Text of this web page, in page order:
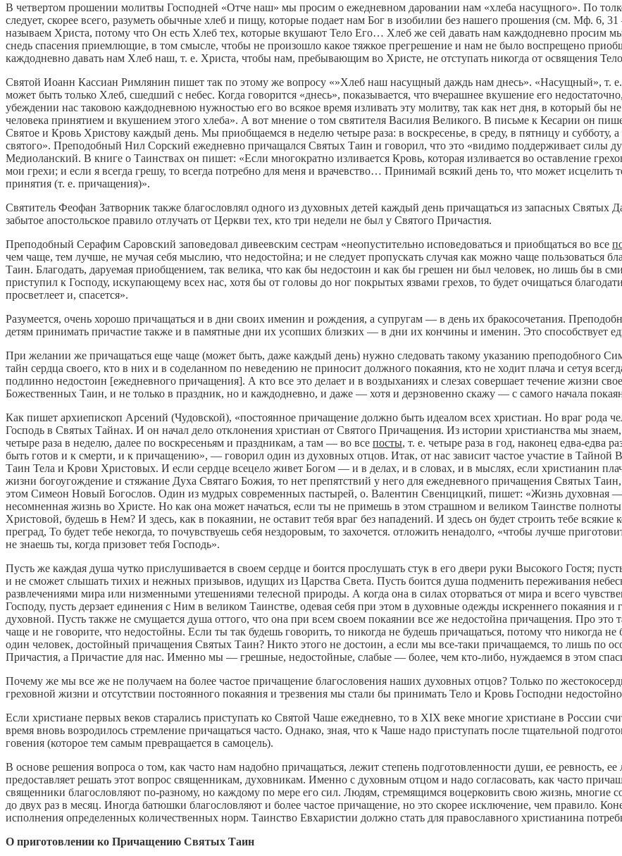
В четвертом прошении молитвы Господней «Отче наш» мы просим о ежедневном даровании нам «хлеба насущного». По
следует, скорее всего, разуметь обычные хлеб и пищу, которые подает нам Бог в изобилии без нашего прошения (см. Мф.
называем Христа, потому что Он есть Хлеб тех, которые вкушают Тело Его… Хлеб же сей давать нам каждодневно просим
снедь спасения приемлющие, в том смысле, чтобы не произошло какое тяжкое прегрешение и нам не было воспрещено
каждодневно давать нам Хлеб наш, т. е. Христа, чтобы нам, пребывающим во Христе, не отступать никогда от освящения
Святой Иоанн Кассиан Римлянин пишет так по этому же вопросу «»Хлеб наш насущный даждь нам днесь». «Насущный»,
может быть только Хлеб, сшедший с небес. Когда говорится «днесь», показывается, что вчерашнее вкушение его
убеждении нас таковою каждодневною нужностью его во всякое время изливать эту молитву, так как нет дня, в который бы
человека принятием и вкушением этого хлеба». А вот мнение о том святителя Василия Великого. В письме к Кесарии он
Святое и Кровь Христову каждый день. Мы приобщаемся в неделю четыре раза: в воскресенье, в среду, в пятницу и субботу, а
святого». Преподобный Нил Сорский ежедневно причащался Святых Таин и говорил, что это «видимо поддерживает силы
Медиоланский. В книге о Таинствах он пишет: «Если многократно изливается Кровь, которая изливается во оставление
мои грехи; и если я всегда грешу, то всегда потребно для меня и врачевство… Принимай всякий день то, что может исцелить
принятия (т. е. причащения)».
Святитель Феофан Затворник также благословлял одного из духовных детей каждый день причащаться из запасных
забытое апостольское правило отлучать от Церкви тех, кто три недели не был у Святого Причастия.
Преподобный Серафим Саровский заповедовал дивеевским сестрам «неопустительно исповедоваться и приобщаться во все
чем чаще, тем лучше, не мучая себя мыслию, что недостойна; и не следует пропускать случая как можно чаще пользоваться
Таин. Благодать, даруемая приобщением, так велика, что как бы недостоин и как бы грешен ни был человек, но лишь бы в
приступил к Господу, искупающему всех нас, хотя бы от головы до ног покрытых язвами грехов, то будет очищаться
просветлеет и, спасется».
Разумеется, очень хорошо причащаться и в дни своих именин и рождения, а супругам — в день их бракосочетания.
детям принимать причастие также и в памятные дни их усопших близких — в дни их кончины и именин. Это
При желании же причащаться еще чаще (может быть, даже каждый день) нужно следовать такому указанию преподобного
тайн сердца своего, кто в них и в соделанном по неведению не приносит должного покаяния, кто не ходит плача и сетуя
подлинно недостоин [ежедневного причащения]. А кто все это делает и в воздыханиях и слезах совершает течение жизни
Божественных Таин, и не только в праздник, но и каждодневно, и даже — хотя и дерзновенно скажу — с самого начала
Как пишет архиепископ Арсений (Чудовской), «постоянное причащение должно быть идеалом всех христиан. Но враг рода
Господь в Святых Тайнах. И он начал дело отклонения христиан от Святого Причащения. Из истории христианства мы
четыре раза в неделю, далее по воскресеньям и праздникам, а там — во все посты, т. е. четыре раза в год, наконец едва-едва
быть готов и к смерти, и к причащению», — говорил один из духовных отцов. Итак, от нас зависит частое участие в Тайной
Таин Тела и Крови Христовых. И если сердце всецело живет Богом — и в делах, и в словах, и в мыслях, если христианин
жизни богоугождение и стяжание Духа Святаго Божия, то нет препятствий у него для ежедневного причащения Святых
этом Симеон Новый Богослов. Один из мудрых современных пастырей, о. Валентин Свенцицкий, пишет: «Жизнь духовная —
несомненная жизнь во Христе. Но как она может начаться, если ты не примешь в этом страшном и великом Таинстве
Христовой, будешь в Нем? И здесь, как в покаянии, не оставит тебя враг без нападений. И здесь он будет строить тебе
преград, То будет тебе некогда, то почувствуешь себя нездоровым, то захочется. отложить ненадолго, «чтобы лучше
не знаешь ты, когда призовет тебя Господь».
Пусть же каждая душа чутко прислушивается в своем сердце и боится прослушать стук в его двери руки Высокого Гостя;
и не сможет слышать тихих и нежных призывов, идущих из Царства Света. Пусть боится душа подменить переживания
развлечениями мира или низменными утешениями телесной природы. А когда она в силах оторваться от мира и всего
Господу, пусть дерзает единения с Ним в великом Таинстве, одевая себя при этом в духовные одежды искреннего
духовной. Пусть также не смущается душа оттого, что она при всем своем покаянии все же недостойна причащения. Про
чаще и не говорите, что недостойны. Если ты так будешь говорить, то никогда не будешь причащаться, потому что никогда
один человек, достойный причащения Святых Таин? Никто этого не достоин, а если мы все-таки причащаемся, то лишь по
Причастия, а Причастие для нас. Именно мы — грешные, недостойные, слабые — более, чем кто-либо, нуждаемся в этом
Почему же мы все же не получаем на более частое причащение благословения наших духовных отцов? Только по
греховной жизни и отсутствии постоянного покаяния и трезвения мы стали бы принимать Тело и Кровь Господни
Если христиане первых веков старались приступать ко Святой Чаше ежедневно, то в XIX веке многие христиане в России
время вновь возродилось стремление причащаться часто. Однако, зная, что к Чаше надо приступать после тщательной
говения (которое тем самым превращается в самоцель).
В основе решения вопроса о том, как часто нам надобно причащаться, лежит степень подготовленности души, ее ревность,
предоставляет решать этот вопрос священникам, духовникам. Именно с духовным отцом и надо согласовать, как часто
священники благословляют по-разному, но каждому по мере его сил. Людям, стремящимся воцерковить свою жизнь, многие
до двух раз в месяц. Иногда батюшки благословляют и более частое причащение, но это скорее исключение, чем правило.
исполнения определенных количественных норм. Таинство Евхаристии должно стать для православного христианина
О приготовлении ко Причащению Святых Таин